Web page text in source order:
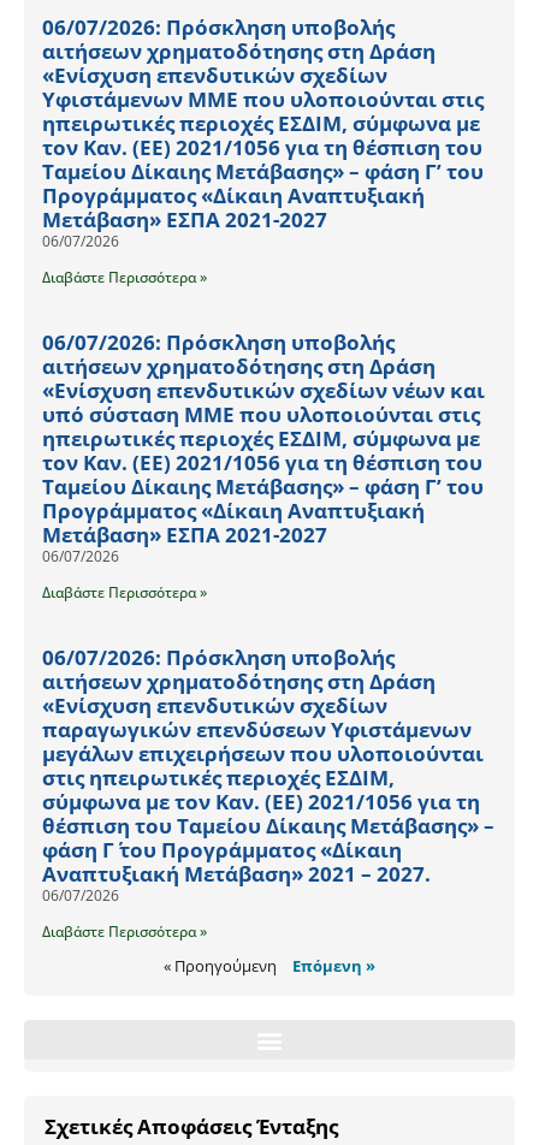
06/07/2026: Πρόσκληση υποβολής
αιτήσεων χρηματοδότησης στη Δράση
«Ενίσχυση επενδυτικών σχεδίων
Υφιστάμενων ΜΜΕ που υλοποιούνται στις
ηπειρωτικές περιοχές ΕΣΔΙΜ, σύμφωνα με
τον Καν. (ΕΕ) 2021/1056 για τη θέσπιση του
Ταμείου Δίκαιης Μετάβασης» – φάση Γ’ του
Προγράμματος «Δίκαιη Αναπτυξιακή
Μετάβαση» ΕΣΠΑ 2021-2027
06/07/2026
Διαβάστε Περισσότερα »
06/07/2026: Πρόσκληση υποβολής
αιτήσεων χρηματοδότησης στη Δράση
«Ενίσχυση επενδυτικών σχεδίων νέων και
υπό σύσταση ΜΜΕ που υλοποιούνται στις
ηπειρωτικές περιοχές ΕΣΔΙΜ, σύμφωνα με
τον Καν. (ΕΕ) 2021/1056 για τη θέσπιση του
Ταμείου Δίκαιης Μετάβασης» – φάση Γ’ του
Προγράμματος «Δίκαιη Αναπτυξιακή
Μετάβαση» ΕΣΠΑ 2021-2027
06/07/2026
Διαβάστε Περισσότερα »
06/07/2026: Πρόσκληση υποβολής
αιτήσεων χρηματοδότησης στη Δράση
«Ενίσχυση επενδυτικών σχεδίων
παραγωγικών επενδύσεων Υφιστάμενων
μεγάλων επιχειρήσεων που υλοποιούνται
στις ηπειρωτικές περιοχές ΕΣΔΙΜ,
σύμφωνα με τον Καν. (ΕΕ) 2021/1056 για τη
θέσπιση του Ταμείου Δίκαιης Μετάβασης» –
φάση Γ΄ του Προγράμματος «Δίκαιη
Αναπτυξιακή Μετάβαση» 2021 – 2027.
06/07/2026
Διαβάστε Περισσότερα »
« Προηγούμενη Επόμενη »
Σχετικές Αποφάσεις Ένταξης